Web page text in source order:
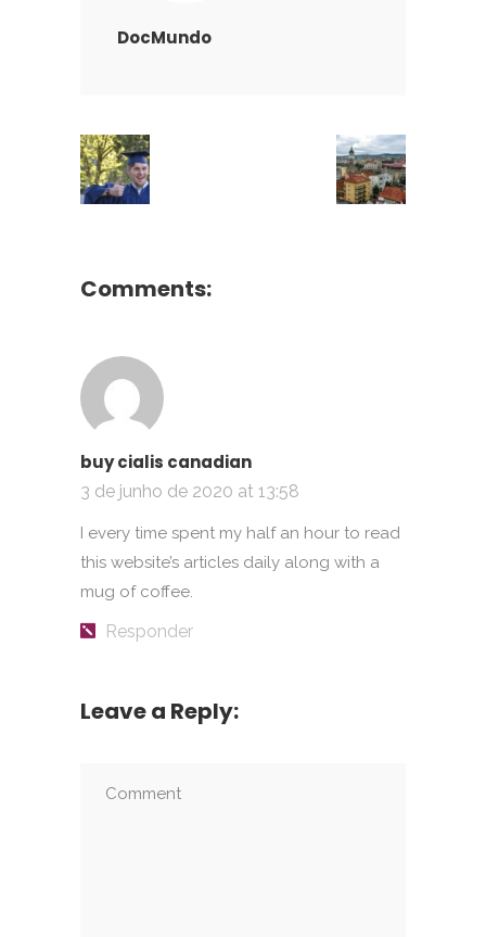
DocMundo
Comments:
buy cialis canadian
3 de junho de 2020 at 13:58
I every time spent my half an hour to read
this website’s articles daily along with a
mug of coffee.
Responder
Leave a Reply: